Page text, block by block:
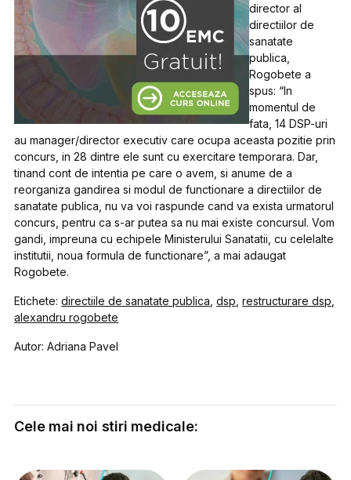
director al
directiilor de
sanatate
publica,
Rogobete a
spus: “In
momentul de
fata, 14 DSP-uri
au manager/director executiv care ocupa aceasta pozitie prin
concurs, in 28 dintre ele sunt cu exercitare temporara. Dar,
tinand cont de intentia pe care o avem, si anume de a
reorganiza gandirea si modul de functionare a directiilor de
sanatate publica, nu va voi raspunde cand va exista urmatorul
concurs, pentru ca s-ar putea sa nu mai existe concursul. Vom
gandi, impreuna cu echipele Ministerului Sanatatii, cu celelalte
institutii, noua formula de functionare”, a mai adaugat
Rogobete.
Etichete:directiile de sanatate publica ,dsp ,restructurare dsp
alexandru rogobete
Autor: Adriana Pavel
Cele mai noi stiri medicale: